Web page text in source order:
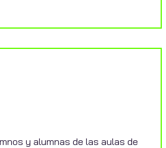
y alumnas de las aulas de